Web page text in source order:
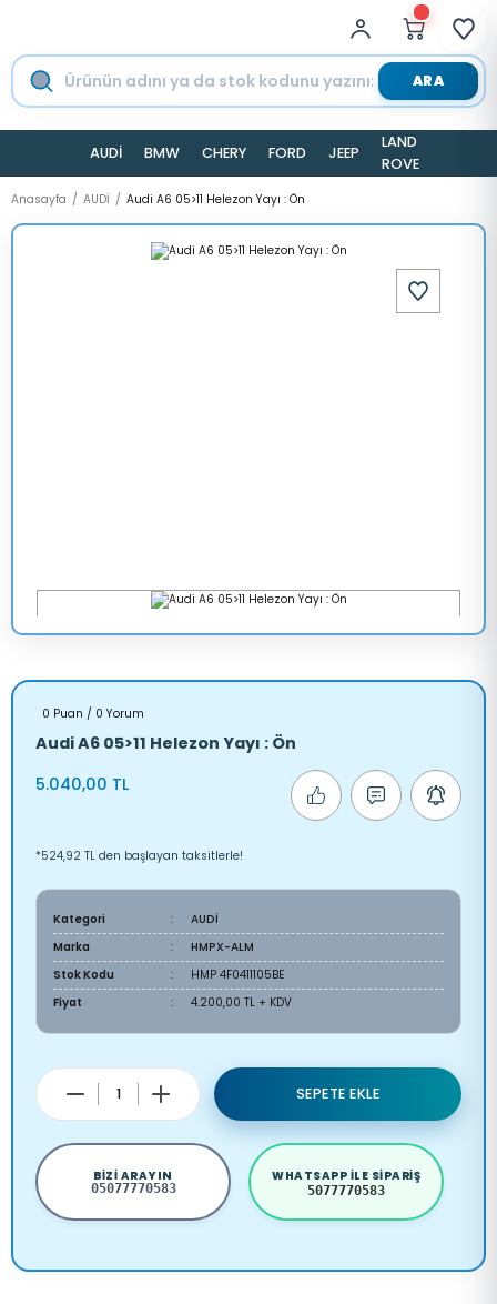
ARA
AUDİ BMW CHERY FORD JEEP
LAND
ROVER
Anasayfa AUDİ Audi A6 05>11 Helezon Yayı : Ön
0 Puan / 0 Yorum
Audi A6 05>11 Helezon Yayı : Ön
5.040,00 TL
*524,92 TL den başlayan taksitlerle!
Kategori
AUDİ
Marka
HMPX-ALM
Stok Kodu
HMP 4F0411105BE
Fiyat
4.200,00 TL + KDV
SEPETE EKLE
BIZI ARAYIN
05077770583
WHATSAPP ILE SIPARIŞ
5077770583